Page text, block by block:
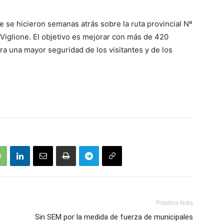
se hicieron semanas atrás sobre la ruta provincial Nº
El objetivo es mejorar con más de 420
una mayor seguridad de los visitantes y de los
Próxima Nota
Sin SEM por la medida de fuerza de municipales